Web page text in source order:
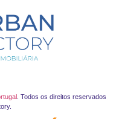
. Todos os direitos reservados